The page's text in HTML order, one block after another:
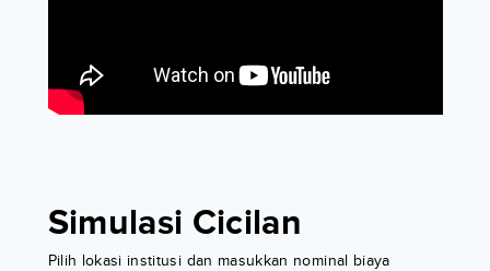
Simulasi Cicilan
Pilih lokasi institusi dan masukkan nominal biaya